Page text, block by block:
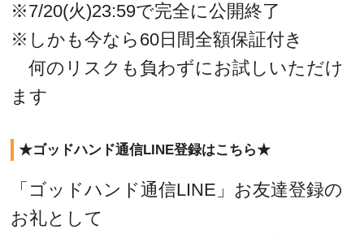
※7/20(火)23:59で完全に公開終了
※しかも今なら60日間全額保証付き
何のリスクも負わずにお試しいただけ
ます
★ゴッドハンド通信LINE登録はこちら★
「ゴッドハンド通信LINE」お友達登録の
お礼として